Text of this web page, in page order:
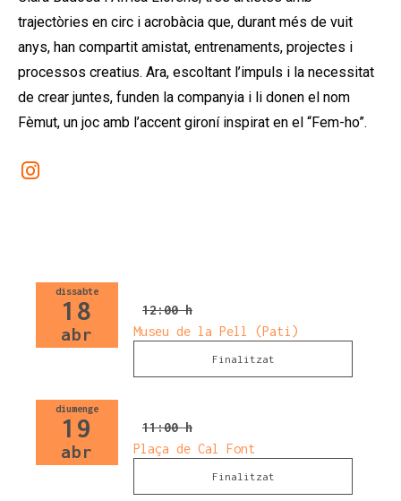
trajectòries en circ i acrobàcia que, durant més de vuit
anys, han compartit amistat, entrenaments, projectes i
processos creatius. Ara, escoltant l’impuls i la necessitat
de crear juntes, funden la companyia i li donen el nom
Fèmut, un joc amb l’accent gironí inspirat en el “Fem-ho”.
Link a instagram
dissabte
18
abr
12:00 h
Museu de la Pell (Pati)
Finalitzat
diumenge
19
abr
11:00 h
Plaça de Cal Font
Finalitzat